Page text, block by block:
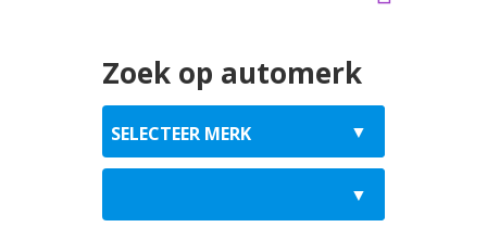
Zoek op automerk